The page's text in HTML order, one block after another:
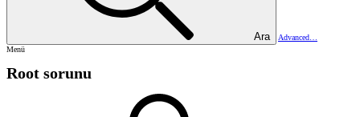
Ara
Advanced…
Menü
Root sorunu